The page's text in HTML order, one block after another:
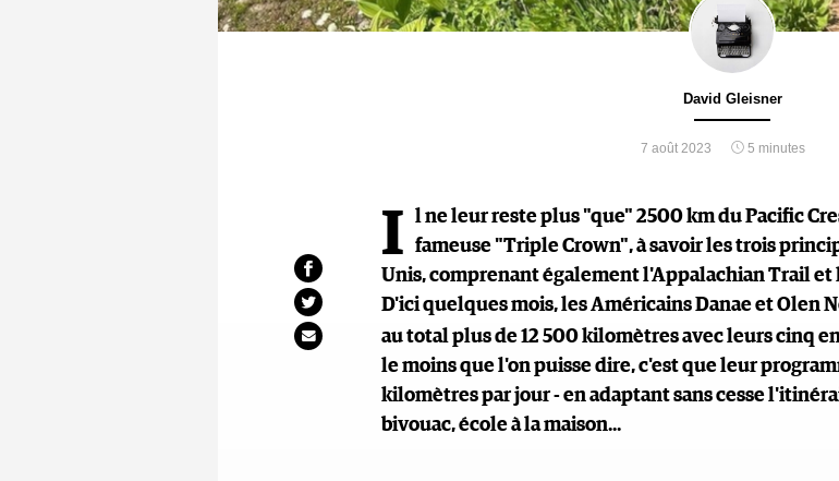
David Gleisner
7 août 2023 5 minutes
I
l ne leur reste plus "que" 2500 km du Pacific
fameuse "Triple Crown", à savoir les trois
Unis, comprenant également l'Appalachian Trail
D'ici quelques mois, les Américains Danae et Olen
au total plus de 12 500 kilomètres avec leurs cinq
le moins que l'on puisse dire, c'est que leur
kilomètres par jour - en adaptant sans cesse
bivouac, école à la maison...